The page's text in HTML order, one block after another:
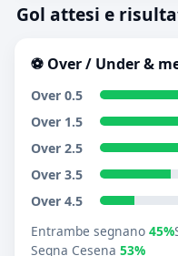
Gol attesi e
⚽ Over / Under &
Over 0.5
Over 1.5
Over 2.5
Over 3.5
Over 4.5
Entrambe segnano 45%
Segna Cesena 53%